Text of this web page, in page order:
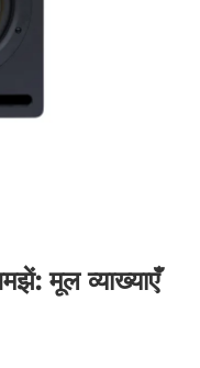
मूल व्याख्याएँ